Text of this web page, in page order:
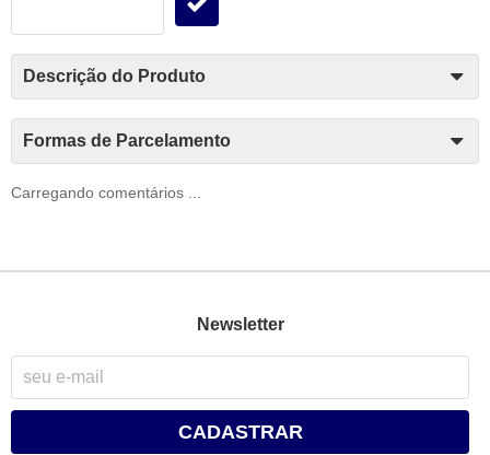
Descrição do Produto
Formas de Parcelamento
Carregando comentários ...
Newsletter
CADASTRAR